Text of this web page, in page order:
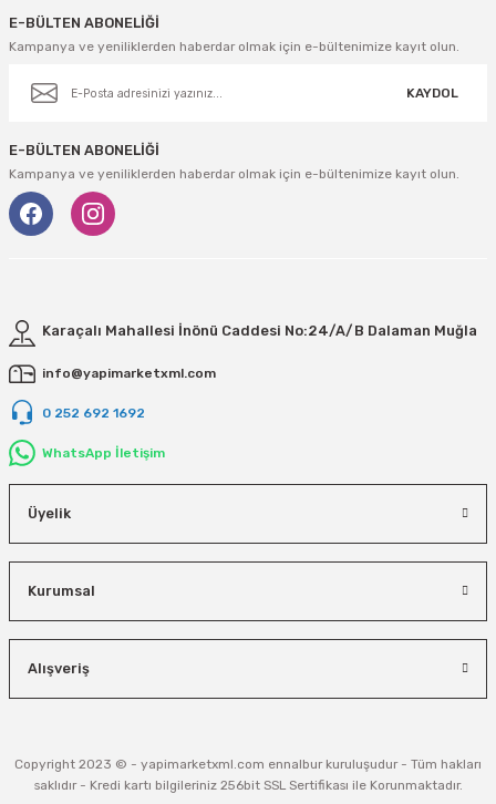
E-BÜLTEN ABONELİĞİ
Kampanya ve yeniliklerden haberdar olmak için e-bültenimize kayıt olun.
KAYDOL
E-BÜLTEN ABONELİĞİ
Kampanya ve yeniliklerden haberdar olmak için e-bültenimize kayıt olun.
Karaçalı Mahallesi İnönü Caddesi No:24/A/B Dalaman Muğla
info@yapimarketxml.com
0 252 692 1692
WhatsApp İletişim
Üyelik
Kurumsal
Alışveriş
Copyright 2023 © - yapimarketxml.com ennalbur kuruluşudur - Tüm hakları
saklıdır - Kredi kartı bilgileriniz 256bit SSL Sertifikası ile Korunmaktadır.